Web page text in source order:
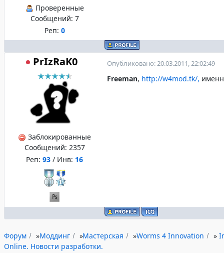
Проверенные
Сообщений: 7
Реп: 0
PrIzRaK0
Заблокированные
Сообщений: 2357
Реп: 93 / Инв: 16
Опубликовано: 20.03.2011, 22:02:49
Freeman, http://w4mod.tk/,
Форум »Моддинг »Мастерская »Worms 4 Innovation »
Online. Новости разработки.